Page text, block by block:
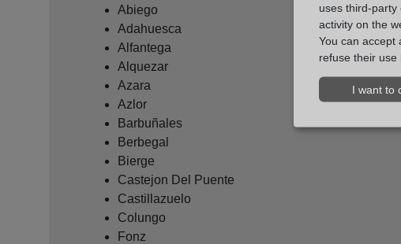
Abiego
Adahuesca
Alfantega
Alquezar
Azara
Azlor
Barbuñales
Berbegal
Bierge
Castejon Del Puente
Castillazuelo
Colungo
Fonz
uses third-
activity on the
You can accept
refuse their use
I want to